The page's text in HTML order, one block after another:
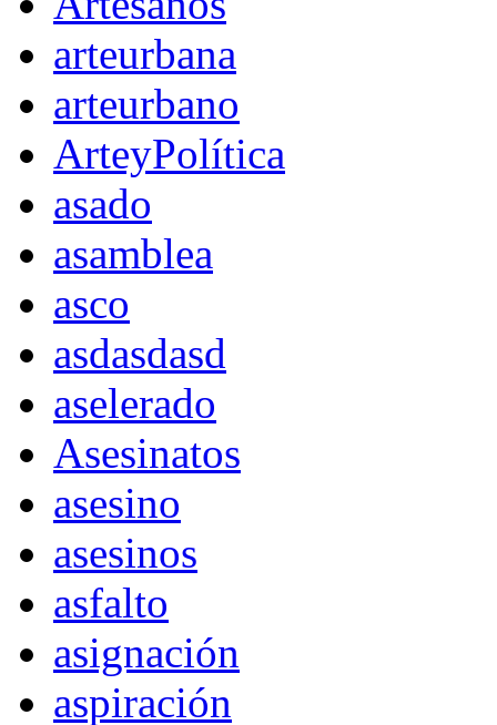
arteurbana
arteurbano
ArteyPolítica
asado
asamblea
asco
asdasdasd
aselerado
Asesinatos
asesino
asesinos
asfalto
asignación
aspiración